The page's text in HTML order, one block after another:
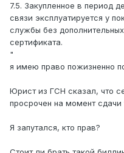
7.5. Закупленное в период
связи эксплуатируется у
службы без
сертификата.
"
я имею право пожизненно
Юрист из ГСН сказал, что
просрочен на момент сдачи
Я запутался, кто прав?